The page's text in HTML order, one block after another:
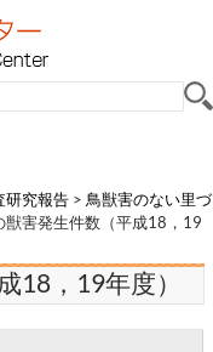
研究報告 > 鳥獣害のない里づ
獣害発生件数（平成18，19
18，19年度）